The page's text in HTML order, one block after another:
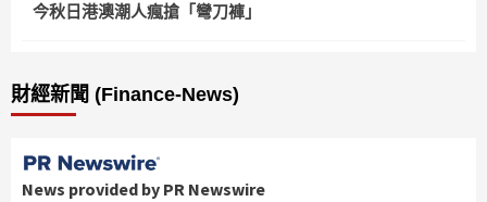
今秋日港澳潮人瘋搶「彎刀褲」
財經新聞 (Finance-News)
News provided by PR Newswire